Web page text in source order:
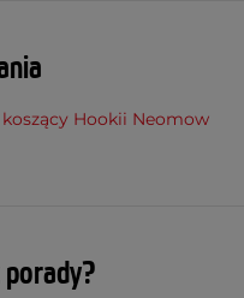
Hookii Neomow